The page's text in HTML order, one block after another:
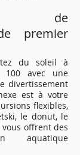
de
premier
du soleil à
100 avec une
divertissement
est à votre
flexibles,
le donut, le
offrent des
aquatique